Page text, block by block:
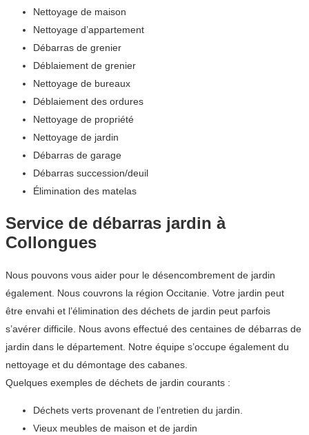
Nettoyage de maison
Nettoyage d’appartement
Débarras de grenier
Déblaiement de grenier
Nettoyage de bureaux
Déblaiement des ordures
Nettoyage de propriété
Nettoyage de jardin
Débarras de garage
Débarras succession/deuil
Élimination des matelas
Service de débarras jardin à
Collongues
Nous pouvons vous aider pour le désencombrement de jardin
également. Nous couvrons la région Occitanie. Votre jardin peut
être envahi et l’élimination des déchets de jardin peut parfois
s’avérer difficile. Nous avons effectué des centaines de débarras de
jardin dans le département. Notre équipe s’occupe également du
nettoyage et du démontage des cabanes.
Quelques exemples de déchets de jardin courants :
Déchets verts provenant de l’entretien du jardin.
Vieux meubles de maison et de jardin